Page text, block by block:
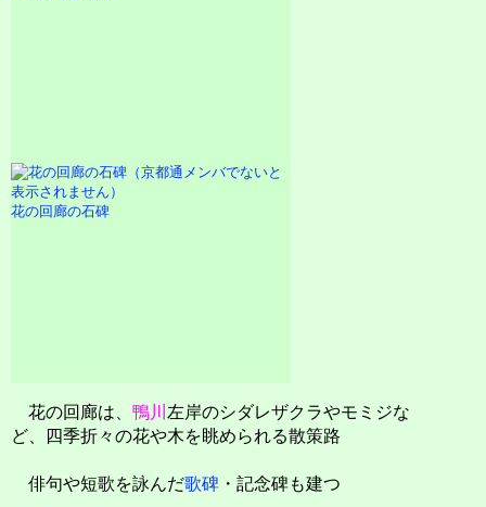
花の回廊の石碑
花の回廊は、 鴨川 左岸のシダレザクラやモミジな
ど、四季折々の花や木を眺められる散策路
俳句や短歌を詠んだ歌碑 ・記念碑も建つ